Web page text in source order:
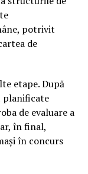
potrivit
de
etape. După
planificate
de evaluare a
în final,
în concurs